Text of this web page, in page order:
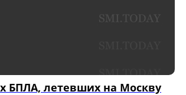
БПЛА, летевших на Москву